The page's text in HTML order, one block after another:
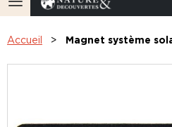
Accueil Magnet système